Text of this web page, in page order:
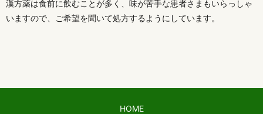
漢方薬は食前に飲むことが多く、味が苦手な患者さまもいらっしゃ
いますので、ご希望を聞いて処方するようにしています。
HOME